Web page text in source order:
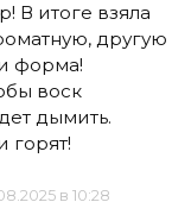
В итоге взяла
другую
форма!
воск
дымить.
горят!
в 10:28